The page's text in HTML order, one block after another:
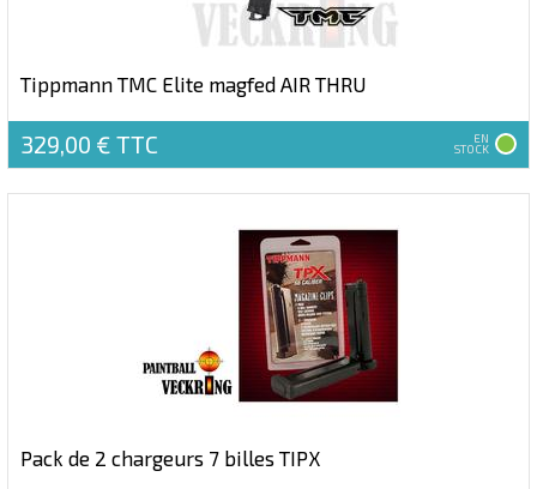
Tippmann TMC Elite magfed AIR THRU
329,00 € TTC EN
STOCK
Pack de 2 chargeurs 7 billes TIPX